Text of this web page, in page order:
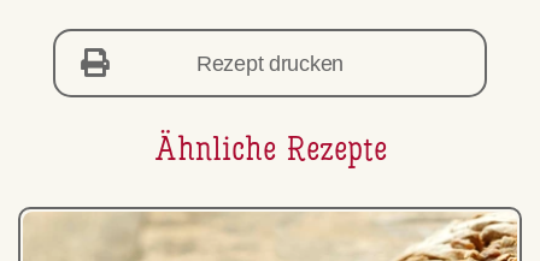
Rezept drucken
Ähnliche Rezepte